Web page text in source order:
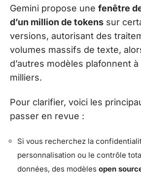
Gemini propose une fenêtre
d’un million de tokens sur
versions, autorisant des
volumes massifs de texte,
d’autres modèles plafonnent
milliers.
Pour clarifier, voici les
passer en revue :
Si vous recherchez la
personnalisation ou le contrôle
données, des modèles open